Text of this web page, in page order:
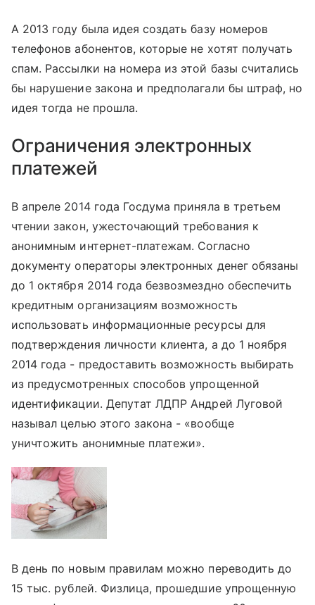
А 2013 году была идея создать базу номеров
телефонов абонентов, которые не хотят получать
спам. Рассылки на номера из этой базы считались
бы нарушение закона и предполагали бы штраф, но
идея тогда не прошла.
Ограничения электронных
платежей
В апреле 2014 года Госдума приняла в третьем
чтении закон, ужесточающий требования к
анонимным интернет-платежам. Согласно
документу операторы электронных денег обязаны
до 1 октября 2014 года безвозмездно обеспечить
кредитным организациям возможность
использовать информационные ресурсы для
подтверждения личности клиента, а до 1 ноября
2014 года - предоставить возможность выбирать
из предусмотренных способов упрощенной
идентификации. Депутат ЛДПР Андрей Луговой
называл целью этого закона - «вообще
уничтожить анонимные платежи».
В день по новым правилам можно переводить до
15 тыс. рублей. Физлица, прошедшие упрощенную